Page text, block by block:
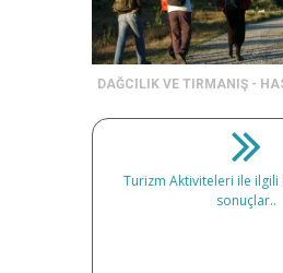
DAĞCILIK VE TIRMANIŞ -
Turizm Aktiviteleri ile
sonuçlar..